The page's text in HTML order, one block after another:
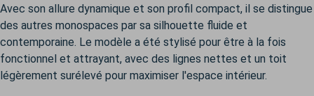
Avec son allure dynamique et son profil compact, il se distingue
des autres monospaces par sa silhouette fluide et
contemporaine. Le modèle a été stylisé pour être à la fois
fonctionnel et attrayant, avec des lignes nettes et un toit
légèrement surélevé pour maximiser l'espace intérieur.